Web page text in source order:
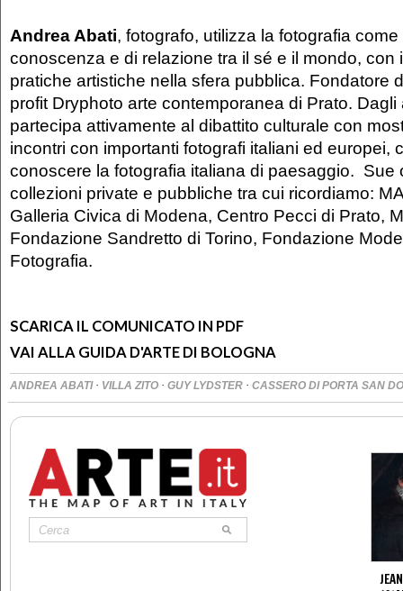
Andrea Abati, fotografo, utilizza la fotografia
conoscenza e di relazione tra il sé e il mondo, con
pratiche artistiche nella sfera pubblica. Fondatore
profit Dryphoto arte contemporanea di Prato. Dagli
partecipa attivamente al dibattito culturale con
incontri con importanti fotografi italiani ed europei,
conoscere la fotografia italiana di paesaggio. Sue
collezioni private e pubbliche tra cui ricordiamo:
Galleria Civica di Modena, Centro Pecci di Prato,
Fondazione Sandretto di Torino, Fondazione
Fotografia.
SCARICA IL COMUNICATO IN PDF
VAI ALLA GUIDA D'ARTE DI BOLOGNA
ANDREA ABATI · VILLA ZITO · GUY LYDSTER · CASSERO DI PORTA SAN